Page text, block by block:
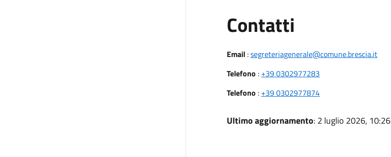
Contatti
Email :segreteriagenerale@comune.brescia.it
Telefono : +39 0302977283
Telefono : +39 0302977874
Ultimo aggiornamento: 2 luglio 2026, 10:26